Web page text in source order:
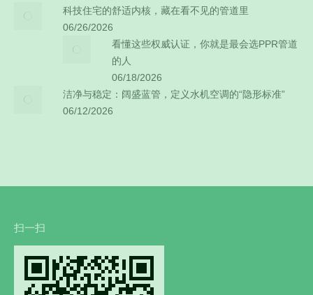
科技住宅的舒适内核，藏在看不见的管道里
06/26/2026
看懂这些权威认证，你就是最会选PPR管道
的人
06/18/2026
洁净与稳定：阔盛蓝管，定义水机空调的“隐形标准”
06/12/2026
扫一扫